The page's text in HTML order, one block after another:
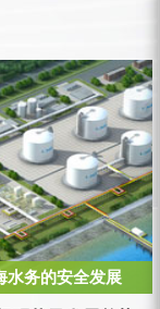
务的安全发展